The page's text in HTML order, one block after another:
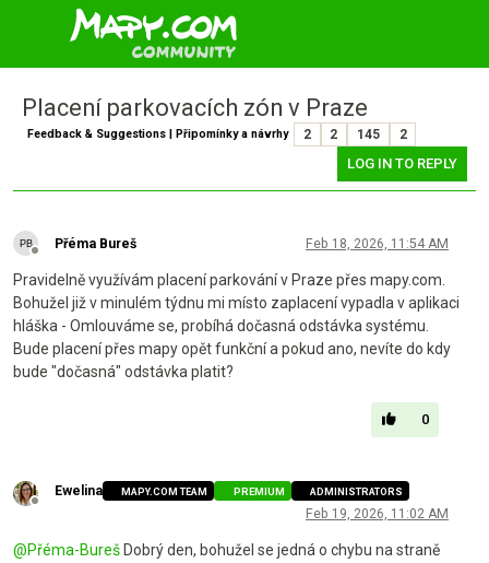
Placení parkovacích zón v Praze
Feedback & Suggestions | Připomínky a návrhy 2 2 145 2
LOG IN TO REPLY
Přéma Bureš Feb 18, 2026, 11:54 AM
Pravidelně využívám placení parkování v Praze přes mapy.com.
Bohužel již v minulém týdnu mi místo zaplacení vypadla v aplikaci
hláška - Omlouváme se, probíhá dočasná odstávka systému.
Bude placení přes mapy opět funkční a pokud ano, nevíte do kdy
bude "dočasná" odstávka platit?
0
Ewelina MAPY.COM TEAM PREMIUM ADMINISTRATORS
Feb 19, 2026, 11:02 AM
@Přéma-Bureš Dobrý den, bohužel se jedná o chybu na straně